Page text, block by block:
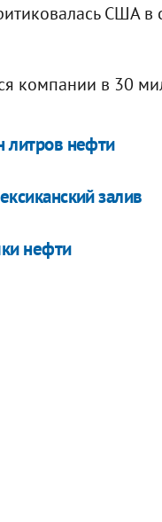
США в
компании в 30
литров нефти
залив
нефти